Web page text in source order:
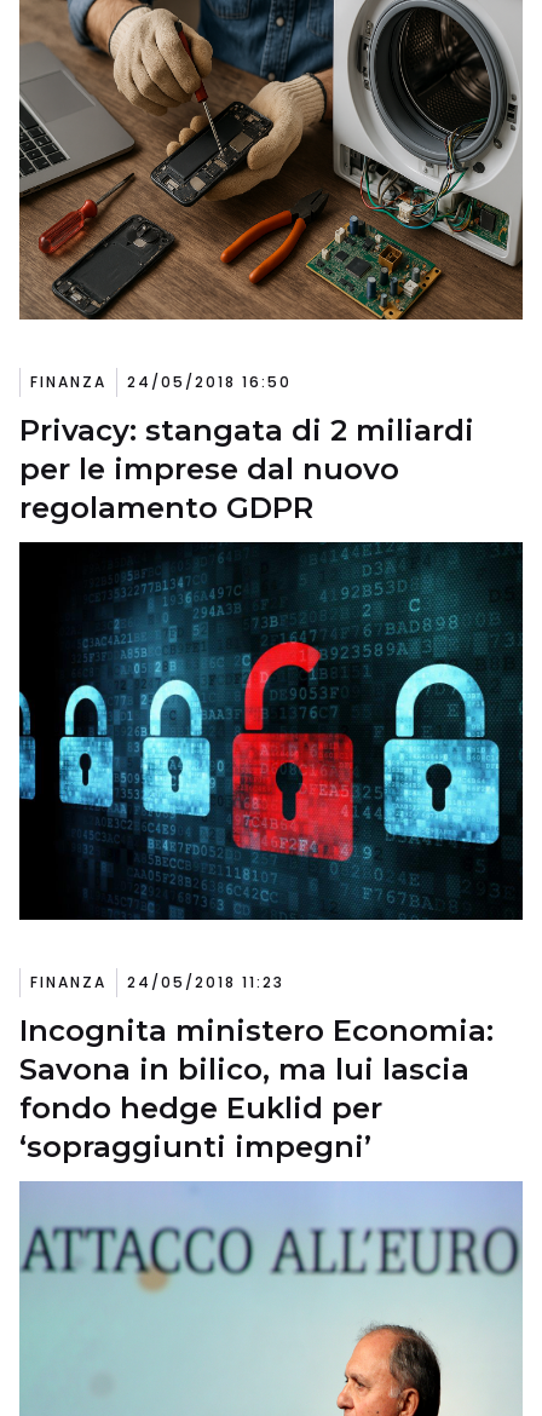
FINANZA 24/05/2018 16:50
Privacy: stangata di 2 miliardi
per le imprese dal nuovo
regolamento GDPR
FINANZA 24/05/2018 11:23
Incognita ministero Economia:
Savona in bilico, ma lui lascia
fondo hedge Euklid per
‘sopraggiunti impegni’